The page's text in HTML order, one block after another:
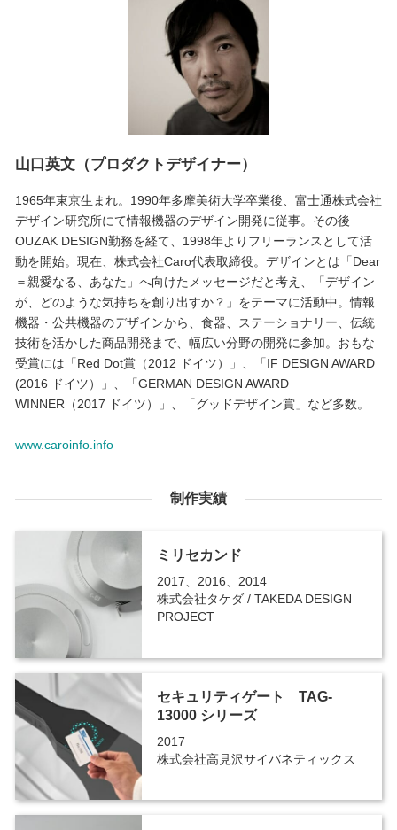
山口英文（プロダクトデザイナー）
1965年東京生まれ。1990年多摩美術大学卒業後、富士通株式会社
デザイン研究所にて情報機器のデザイン開発に従事。その後
OUZAK DESIGN勤務を経て、1998年よりフリーランスとして活
動を開始。現在、株式会社Caro代表取締役。デザインとは「Dear
＝親愛なる、あなた」へ向けたメッセージだと考え、「デザイン
が、どのような気持ちを創り出すか？」をテーマに活動中。情報
機器・公共機器のデザインから、食器、ステーショナリー、伝統
技術を活かした商品開発まで、幅広い分野の開発に参加。おもな
受賞には「Red Dot賞（2012 ドイツ）」、「IF DESIGN AWARD
(2016 ドイツ）」、「GERMAN DESIGN AWARD
WINNER（2017 ドイツ）」、「グッドデザイン賞」など多数。
www.caroinfo.info
制作実績
ミリセカンド
2017、2016、2014
株式会社タケダ / TAKEDA DESIGN
PROJECT
セキュリティゲート TAG-
13000 シリーズ
2017
株式会社高見沢サイバネティックス